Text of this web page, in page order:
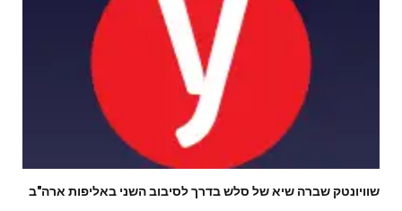
שוויונטק שברה שיא של סלש בדרך לסיבוב השני באליפות ארה"ב